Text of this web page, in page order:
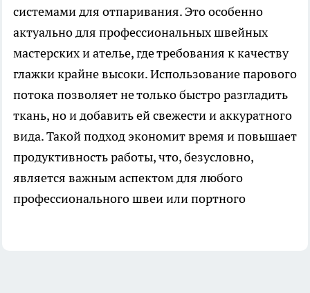
системами для отпаривания. Это особенно
актуально для профессиональных швейных
мастерских и ателье, где требования к качеству
глажки крайне высоки. Использование парового
потока позволяет не только быстро разгладить
ткань, но и добавить ей свежести и аккуратного
вида. Такой подход экономит время и повышает
продуктивность работы, что, безусловно,
является важным аспектом для любого
профессионального швеи или портного